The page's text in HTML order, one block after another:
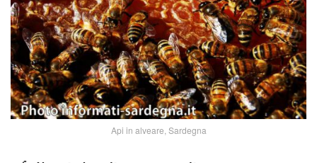
Api in alveare, Sardegna